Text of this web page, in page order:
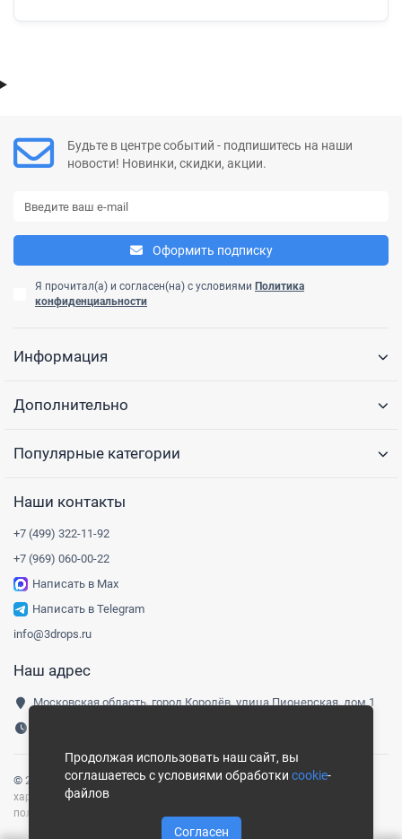
Будьте в центре событий - подпишитесь на наши
новости! Новинки, скидки, акции.
Оформить подписку
Я прочитал(а) и согласен(на) с условиями Политика
конфиденциальности
Информация
Дополнительно
Популярные категории
Наши контакты
+7 (499) 322-11-92
+7 (969) 060-00-22
Написать в Max
Написать в Telegram
info@3drops.ru
Наш адрес
Московская область, город Королёв, улица Пионерская, дом 1
© 2016- 2026 Три капли| Карта сайта Сайт носит информационный
характер и не является публичной офертой, определяемой
положениями ст. 437 ГК РФ.
Продолжая использовать наш сайт, вы
соглашаетесь с условиями обработки cookie-
файлов
Согласен